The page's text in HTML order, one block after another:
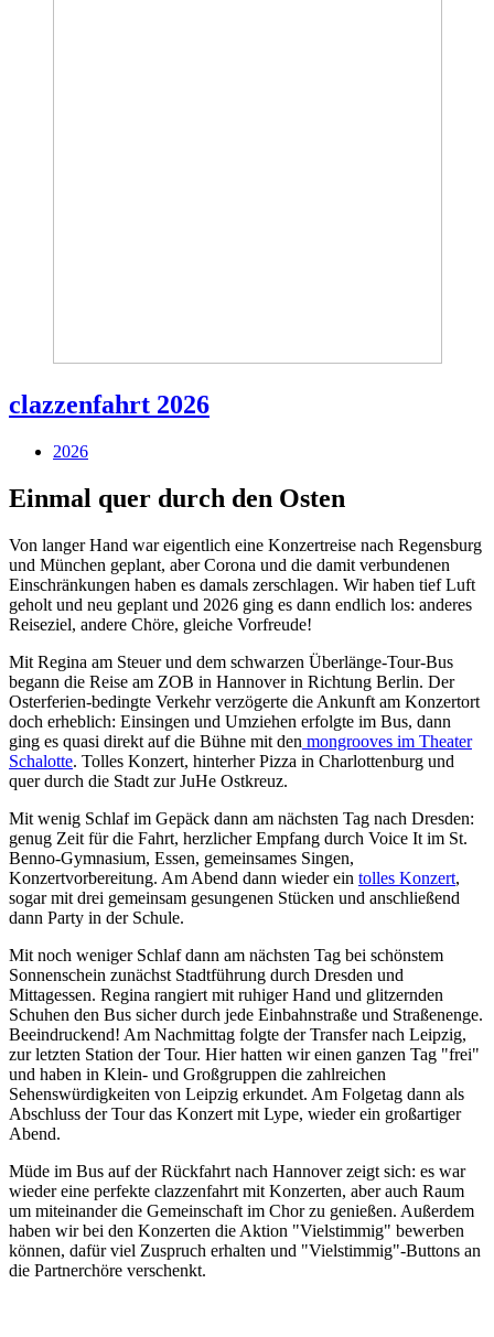
clazzenfahrt 2026
2026
Einmal quer durch den Osten
Von langer Hand war eigentlich eine Konzertreise nach Regensburg
und München geplant, aber Corona und die damit verbundenen
Einschränkungen haben es damals zerschlagen. Wir haben tief Luft
geholt und neu geplant und 2026 ging es dann endlich los: anderes
Reiseziel, andere Chöre, gleiche Vorfreude!
Mit Regina am Steuer und dem schwarzen Überlänge-Tour-Bus
begann die Reise am ZOB in Hannover in Richtung Berlin. Der
Osterferien-bedingte Verkehr verzögerte die Ankunft am Konzertort
doch erheblich: Einsingen und Umziehen erfolgte im Bus, dann
ging es quasi direkt auf die Bühne mit den mongrooves im Theater
Schalotte. Tolles Konzert, hinterher Pizza in Charlottenburg und
quer durch die Stadt zur JuHe Ostkreuz.
Mit wenig Schlaf im Gepäck dann am nächsten Tag nach Dresden:
genug Zeit für die Fahrt, herzlicher Empfang durch Voice It im St.
Benno-Gymnasium, Essen, gemeinsames Singen,
Konzertvorbereitung. Am Abend dann wieder ein tolles Konzert,
sogar mit drei gemeinsam gesungenen Stücken und anschließend
dann Party in der Schule.
Mit noch weniger Schlaf dann am nächsten Tag bei schönstem
Sonnenschein zunächst Stadtführung durch Dresden und
Mittagessen. Regina rangiert mit ruhiger Hand und glitzernden
Schuhen den Bus sicher durch jede Einbahnstraße und Straßenenge.
Beeindruckend! Am Nachmittag folgte der Transfer nach Leipzig,
zur letzten Station der Tour. Hier hatten wir einen ganzen Tag "frei"
und haben in Klein- und Großgruppen die zahlreichen
Sehenswürdigkeiten von Leipzig erkundet. Am Folgetag dann als
Abschluss der Tour das Konzert mit Lype, wieder ein großartiger
Abend.
Müde im Bus auf der Rückfahrt nach Hannover zeigt sich: es war
wieder eine perfekte clazzenfahrt mit Konzerten, aber auch Raum
um miteinander die Gemeinschaft im Chor zu genießen. Außerdem
haben wir bei den Konzerten die Aktion "Vielstimmig" bewerben
können, dafür viel Zuspruch erhalten und "Vielstimmig"-Buttons an
die Partnerchöre verschenkt.